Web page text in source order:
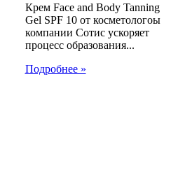
Крем Face and Body Tanning
Gel SPF 10 от косметологоы
компании Сотис ускоряет
процесс образования...
Подробнее »